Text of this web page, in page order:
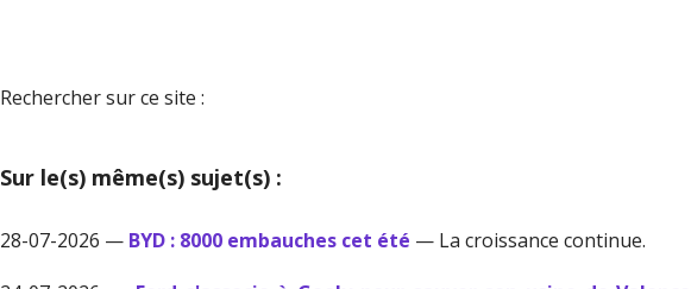
Rechercher sur ce site :
Sur le(s) même(s) sujet(s) :
28-07-2026 — BYD : 8000 embauches cet été — La croissance continue.